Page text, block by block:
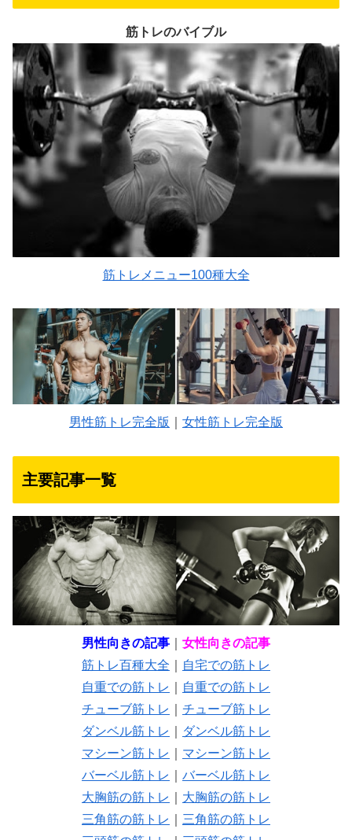
筋トレのバイブル
筋トレメニュー100種大全
男性筋トレ完全版 女性筋トレ完全版
主要記事一覧
男性向きの記事
女性向きの記事
筋トレ百種大全
自宅での筋トレ
自重での筋トレ
自重での筋トレ
チューブ筋トレ
チューブ筋トレ
ダンベル筋トレ
ダンベル筋トレ
マシーン筋トレ
マシーン筋トレ
バーベル筋トレ
バーベル筋トレ
大胸筋の筋トレ
大胸筋の筋トレ
三角筋の筋トレ
三角筋の筋トレ